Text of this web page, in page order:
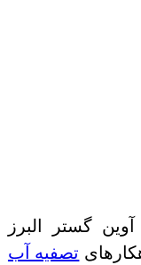
آوین گستر البرز
تصفیه آب